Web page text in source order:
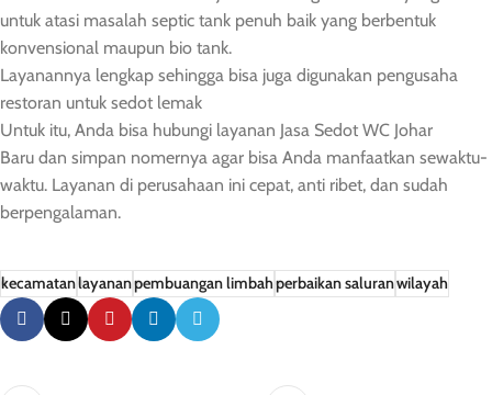
untuk atasi masalah septic tank penuh baik yang berbentuk
konvensional maupun bio tank.
Layanannya lengkap sehingga bisa juga digunakan pengusaha
restoran untuk sedot lemak
Untuk itu, Anda bisa hubungi layanan Jasa Sedot WC Johar
Baru dan simpan nomernya agar bisa Anda manfaatkan sewaktu-
waktu. Layanan di perusahaan ini cepat, anti ribet, dan sudah
berpengalaman.
kecamatanlayananpembuangan limbahperbaikan saluranwilayah